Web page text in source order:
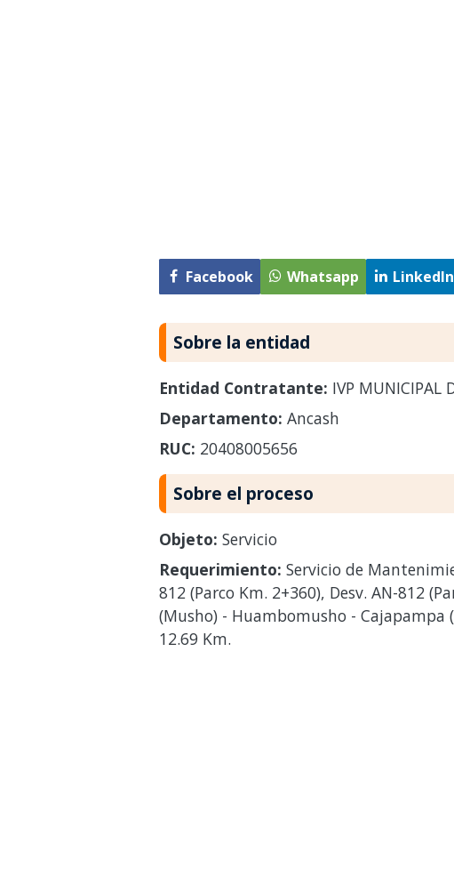
Facebook Whatsapp LinkedIn
Sobre la entidad
Entidad Contratante: IVP MUNICIPAL
Departamento: Ancash
RUC: 20408005656
Sobre el proceso
Objeto: Servicio
Requerimiento: Servicio de
812 (Parco Km. 2+360), Desv. AN-812
(Musho) - Huambomusho - Cajapampa
12.69 Km.